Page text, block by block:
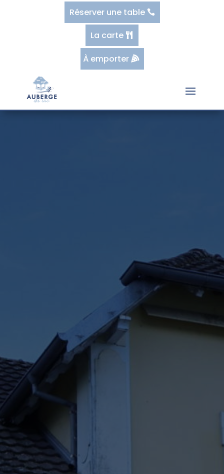
Réserver une table
La carte
À emporter